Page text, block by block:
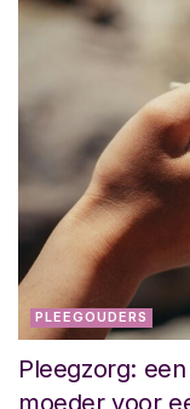
PLEEGOUDERS
Pleegzorg:
moeder voor